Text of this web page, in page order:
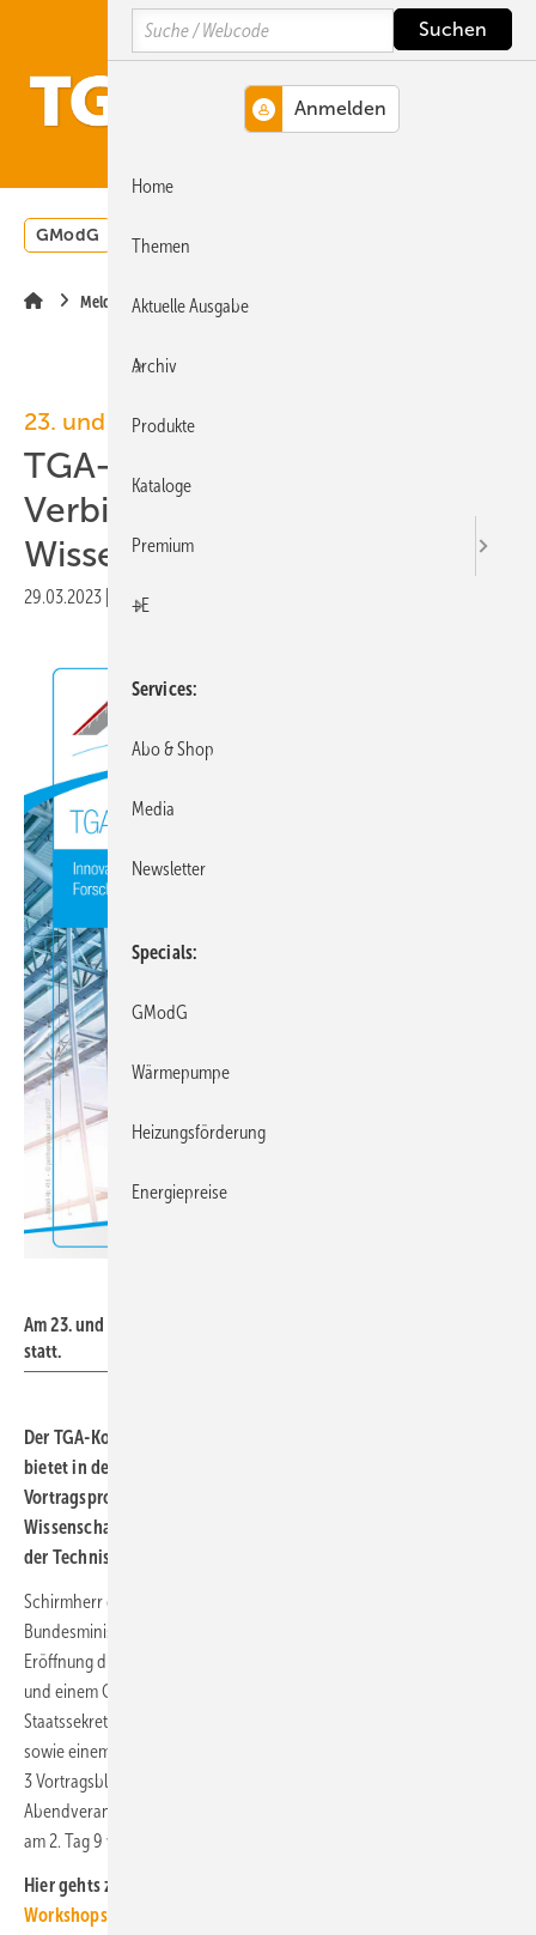
Hauptinhalt
Hauptmenü
SiteSearch
GModG Wärmepumpe
Meldungen
23. und 24. Mai, Berlin
TGA-Kongress 2023:
Verbindung von Technik und
Wissenschaft
29.03.2023 Druckvorschau
Am 23. und 24. Mai 2023 findet in Berlin der vierte TGA-Kongress
statt.
Der TGA-Kongress, der am 23.
bietet in der 4.
Vortragsprogramm. Rund 60
Wissenschaft und Industrie werden in ihren Vorträgen Themen
der Technischen Gebäudeausrüstung ansprechen.
Schirmherr des TGA-Kongresses ist Dr. Robert Habeck,
Bundesminister für Wirtschaft und Klimaschutz (
Eröffnung durch Frank Ernst, Geschäftsführer der TGA-Repräsentanz
und einem Grußwort von Stefan Wenzel, Parlamentarischer
Staatssekretär beim Bundesminister für Wirtschaft und Klimaschutz,
sowie einem Impulsvortrag stehen am 1. Kongresstag
3 Vortragsblöcke in parallelen Sessions auf dem Programm. Nach der
Abendveranstaltung, einer guten Gelegenheit zum Netzwerken, folgen
am 2. Tag 9 weitere Vortragsblöcke, ebenfalls in parallelen Sessions.
Hier gehts zu weiteren
Workshops
Search
Home
Themen
Aktuelle Ausgabe
Archiv
Produkte
Kataloge
Premium
+E
Services
Abo & Shop
Media
Newsletter
Specials
GModG
Wärmepumpe
Heizungsförderung
Energiepreise